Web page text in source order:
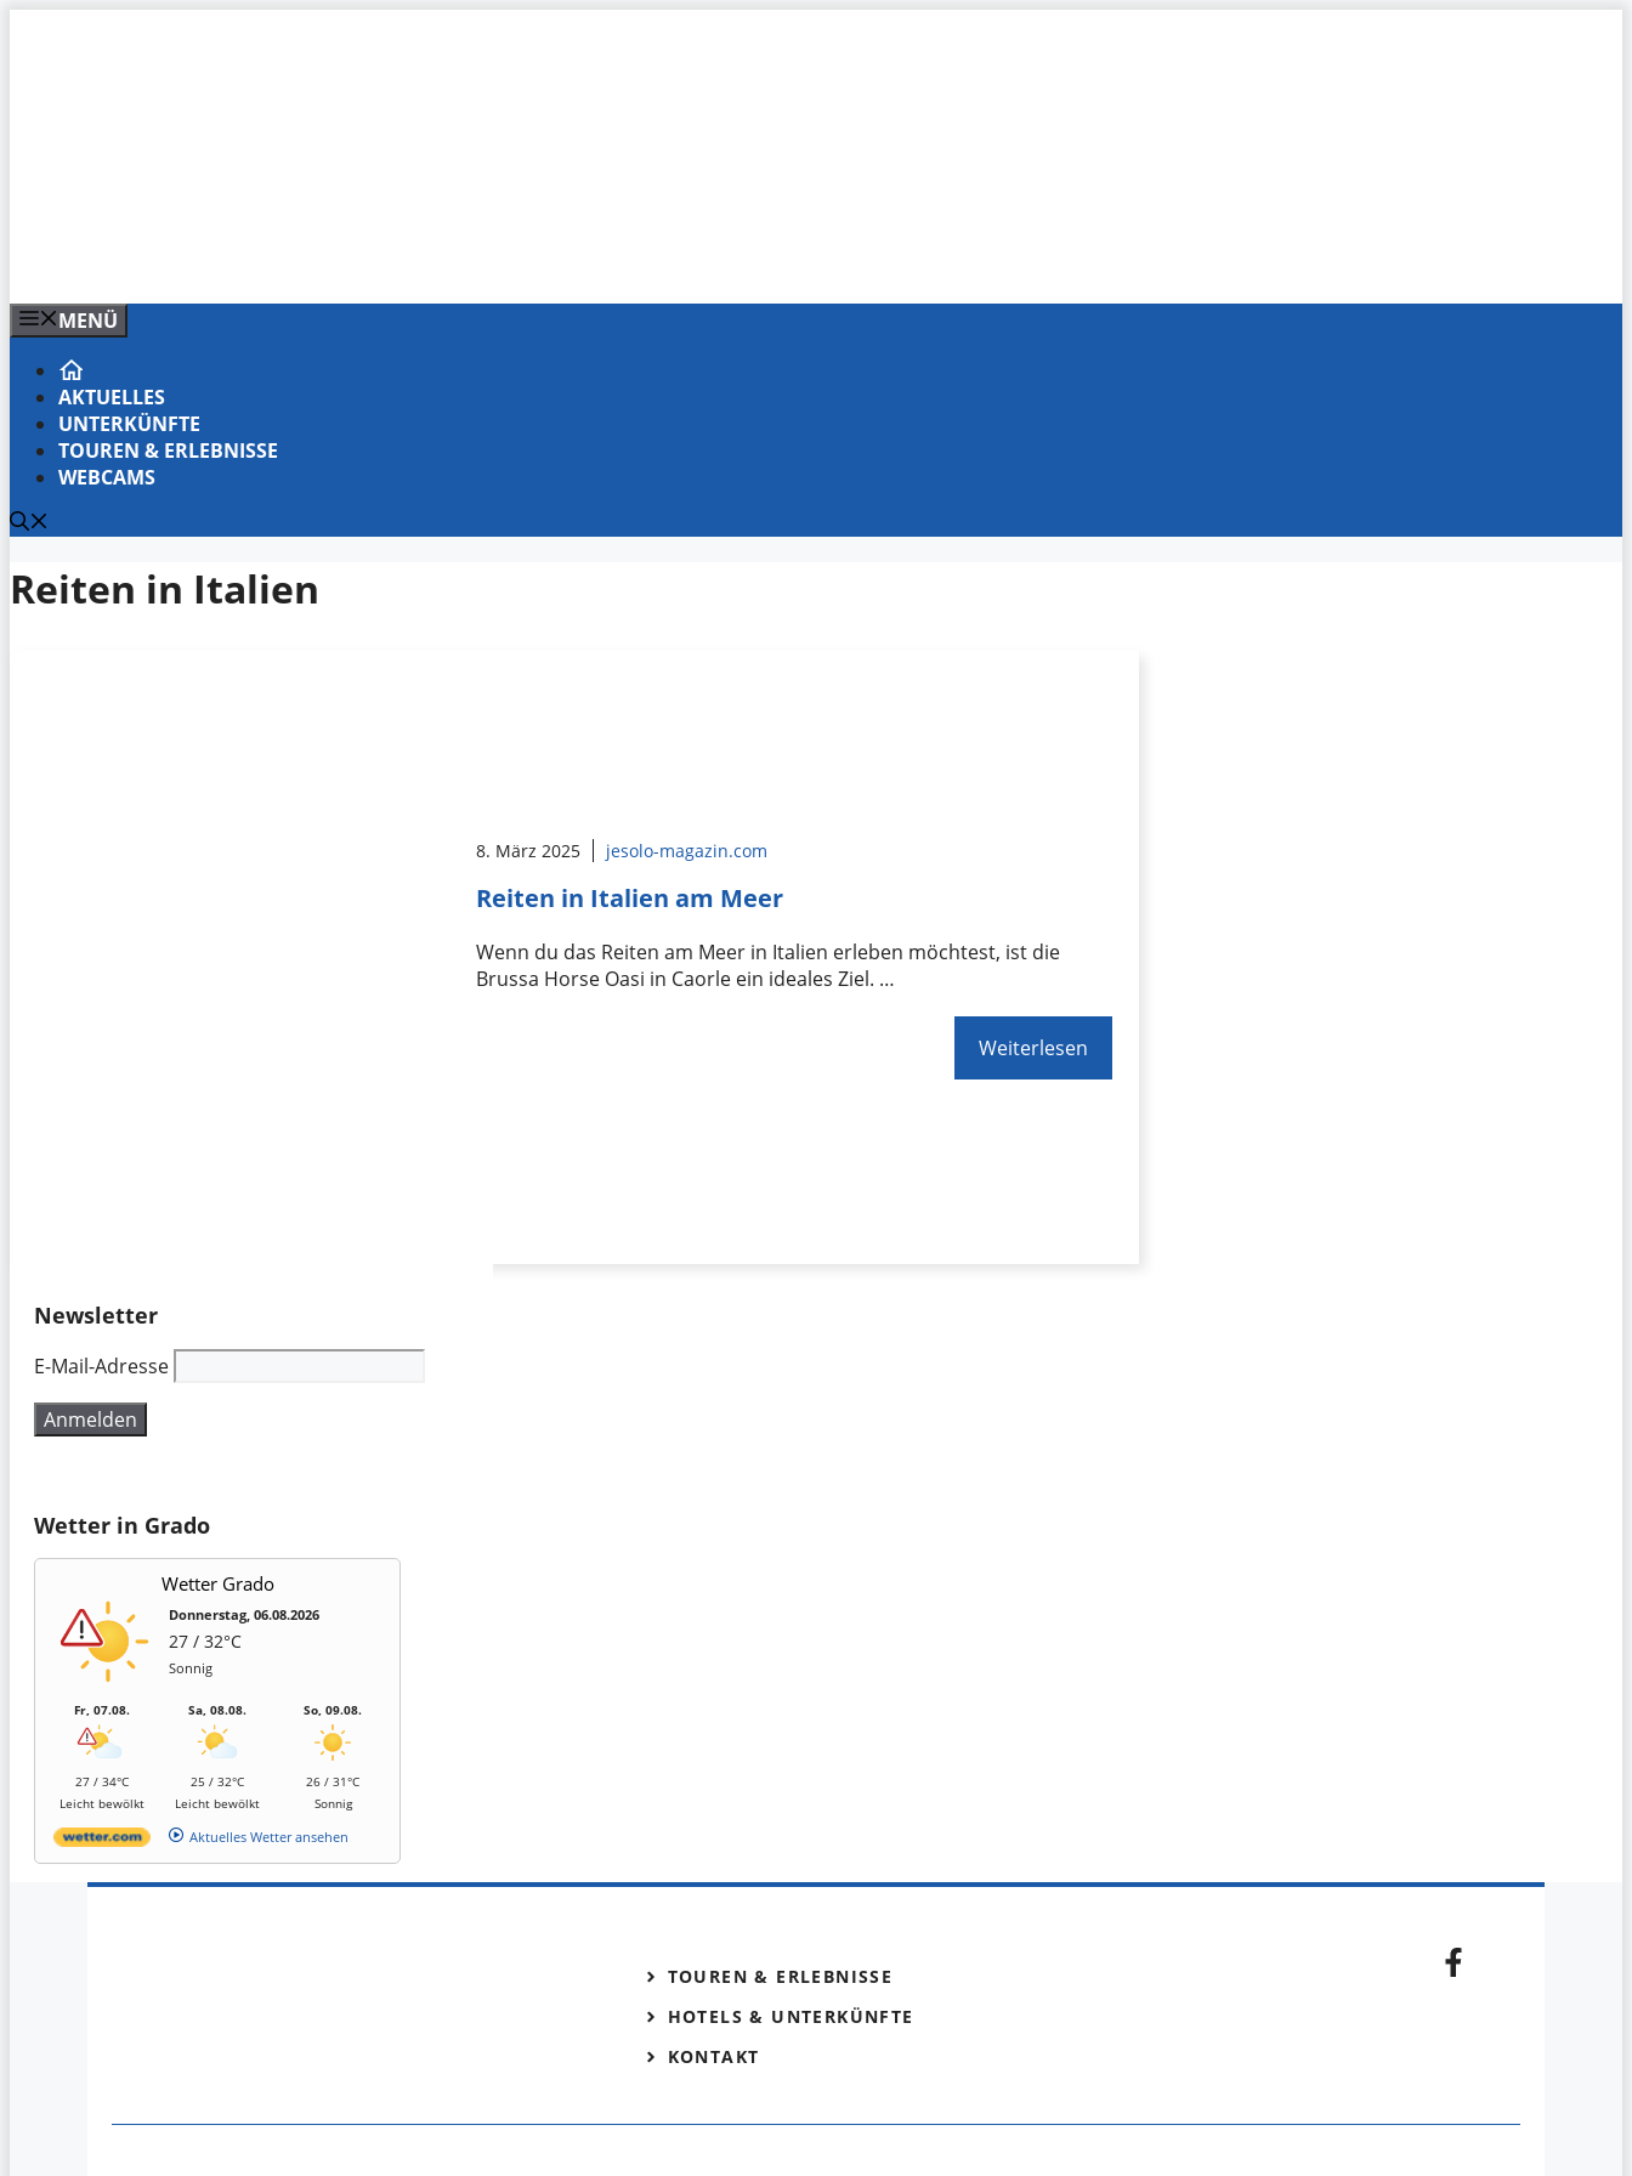
MENÜ
AKTUELLES
UNTERKÜNFTE
TOUREN & ERLEBNISSE
WEBCAMS
Reiten in Italien
8. März 2025 jesolo-magazin.com
Reiten in Italien am Meer
Wenn du das Reiten am Meer in Italien erleben möchtest, ist die
Brussa Horse Oasi in Caorle ein ideales Ziel. …
Weiterlesen
Newsletter
E-Mail-Adresse
Wetter in Grado
Wetter Grado
Donnerstag, 06.08.2026
27 / 32°C
Sonnig
Fr, 07.08.
27 / 34°C
Leicht bewölkt
Sa, 08.08.
25 / 32°C
Leicht bewölkt
So, 09.08.
26 / 31°C
Sonnig
Aktuelles Wetter ansehen
TOUREN & ERLEBNISSE
HOTELS & UNTERKÜNFTE
KONTAKT